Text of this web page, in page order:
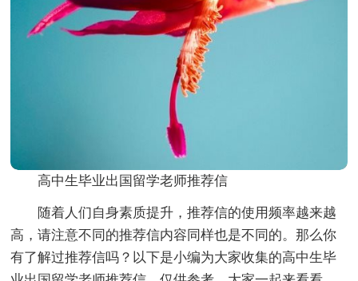
高中生毕业出国留学老师推荐信
随着人们自身素质提升，推荐信的使用频率越来越
高，请注意不同的推荐信内容同样也是不同的。那么你
有了解过推荐信吗？以下是小编为大家收集的高中生毕